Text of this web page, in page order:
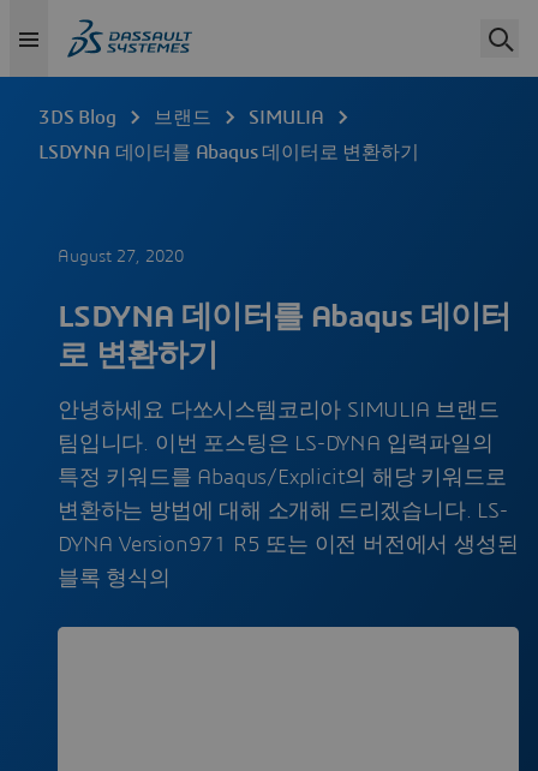
3DS Blog 브랜드
SIMULIA
LSDYNA 데이터를 Abaqus 데이터로 변환하기
August 27, 2020
LSDYNA 데이터를 Abaqus 데이터
로 변환하기
안녕하세요 다쏘시스템코리아 SIMULIA 브랜드
팀입니다. 이번 포스팅은 LS-DYNA 입력파일의
특정 키워드를 Abaqus/Explicit의 해당 키워드로
변환하는 방법에 대해 소개해 드리겠습니다. LS-
DYNA Version971 R5 또는 이전 버전에서 생성된
블록 형식의